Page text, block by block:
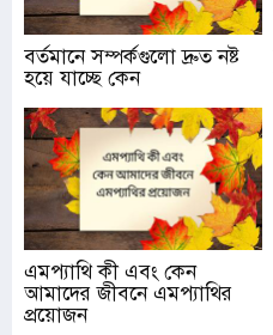
বর্তমানে সম্পর্কগুলো দ্রুত নষ্ট
হয়ে যাচ্ছে কেন
এমপ্যাথি কী এবং কেন
আমাদের জীবনে এমপ্যাথির
প্রয়োজন